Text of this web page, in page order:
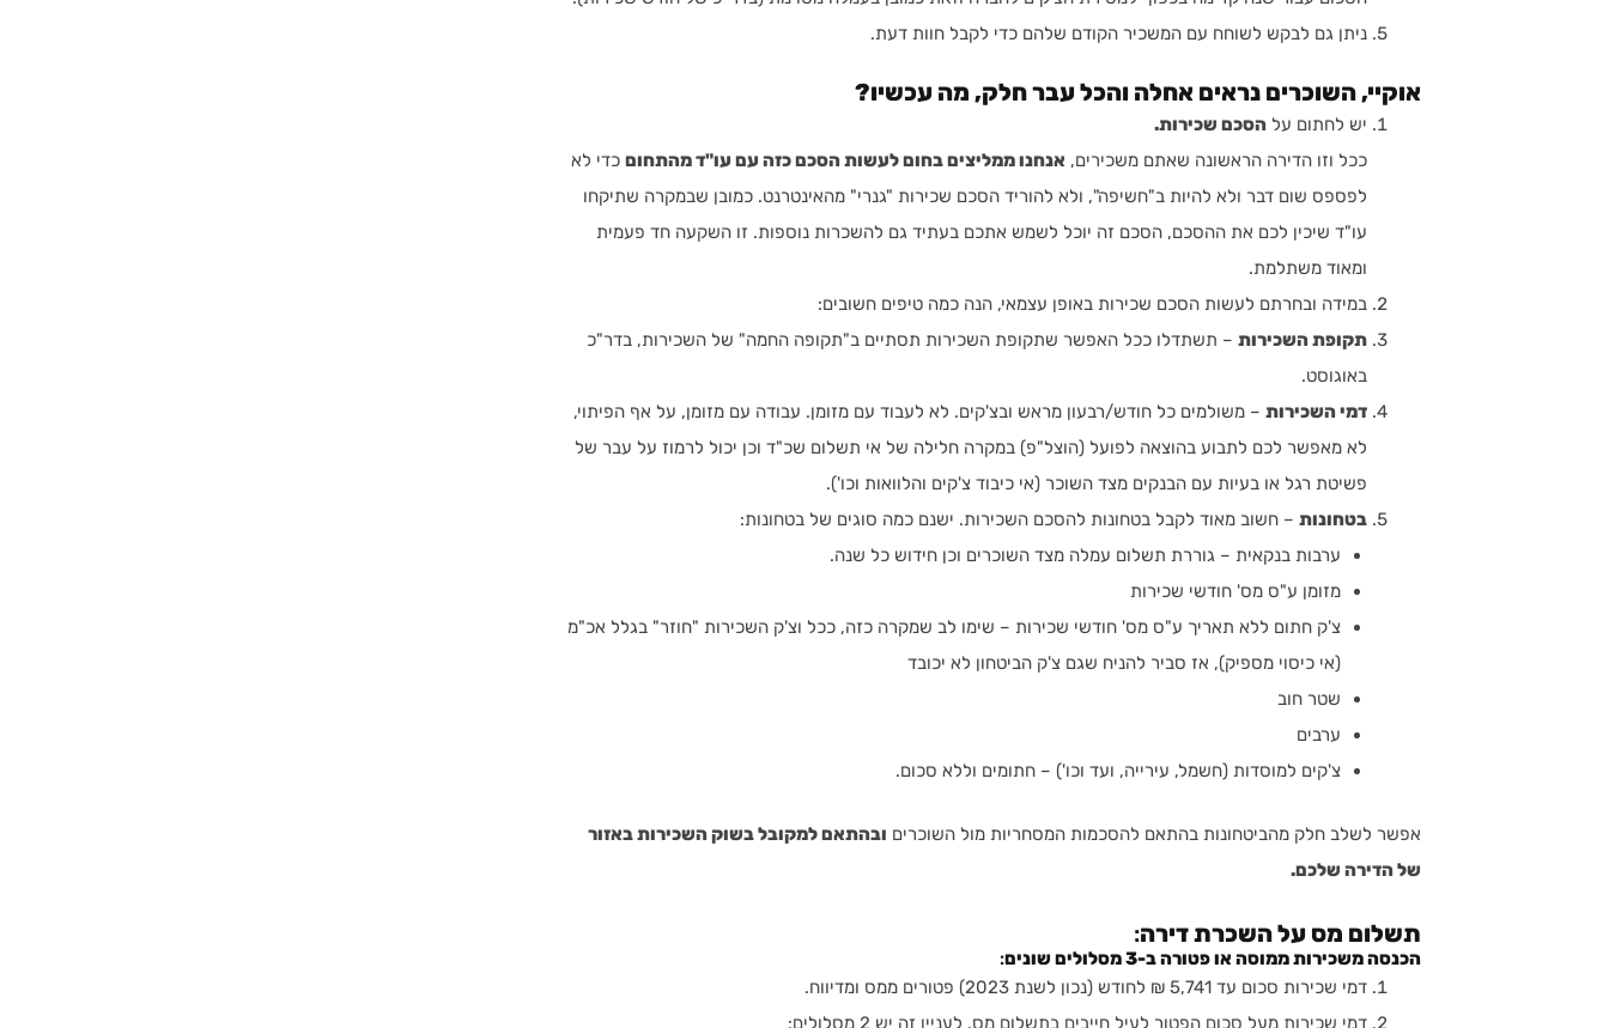
ניתן גם לבקש לשוחח עם המשכיר הקודם שלהם כדי לקבל חוות דעת.
אוקיי, השוכרים נראים אחלה והכל עבר חלק, מה עכשיו?
יש לחתום על הסכם שכירות.
ככל וזו הדירה הראשונה שאתם משכירים, אנחנו ממליצים בחום לעשות הסכם כזה עם עו"ד מהתחום כדי לא
לפספס שום דבר ולא להיות ב"חשיפה", ולא להוריד הסכם שכירות "גנרי" מהאינטרנט. כמובן שבמקרה שתיקחו
עו"ד שיכין לכם את ההסכם, הסכם זה יוכל לשמש אתכם בעתיד גם להשכרות נוספות. זו השקעה חד פעמית
ומאוד משתלמת.
במידה ובחרתם לעשות הסכם שכירות באופן עצמאי, הנה כמה טיפים חשובים:
תקופת השכירות – תשתדלו ככל האפשר שתקופת השכירות תסתיים ב"תקופה החמה" של השכירות, בדר"כ
באוגוסט.
דמי השכירות – משולמים כל חודש/רבעון מראש ובצ'קים. לא לעבוד עם מזומן. עבודה עם מזומן, על אף הפיתוי,
לא מאפשר לכם לתבוע בהוצאה לפועל (הוצל"פ) במקרה חלילה של אי תשלום שכ"ד וכן יכול לרמוז על עבר של
פשיטת רגל או בעיות עם הבנקים מצד השוכר (אי כיבוד צ'קים והלוואות וכו').
בטחונות – חשוב מאוד לקבל בטחונות להסכם השכירות. ישנם כמה סוגים של בטחונות:
ערבות בנקאית – גוררת תשלום עמלה מצד השוכרים וכן חידוש כל שנה.
מזומן ע"ס מס' חודשי שכירות
צ'ק חתום ללא תאריך ע"ס מס' חודשי שכירות – שימו לב שמקרה כזה, ככל וצ'ק השכירות "חוזר" בגלל אכ"מ
(אי כיסוי מספיק), אז סביר להניח שגם צ'ק הביטחון לא יכובד
שטר חוב
ערבים
צ'קים למוסדות (חשמל, עירייה, ועד וכו') – חתומים וללא סכום.
אפשר לשלב חלק מהביטחונות בהתאם להסכמות המסחריות מול השוכרים ובהתאם למקובל בשוק השכירות באזור
של הדירה שלכם.
תשלום מס על השכרת דירה:
הכנסה משכירות ממוסה או פטורה ב-3 מסלולים שונים
:
דמי שכירות סכום עד 5,741 ₪ לחודש (נכון לשנת 2023) פטורים ממס ומדיווח.
דמי שכירות מעל סכום הפטור לעיל חייבים בתשלום מס. לעניין זה יש 2 מסלולים: